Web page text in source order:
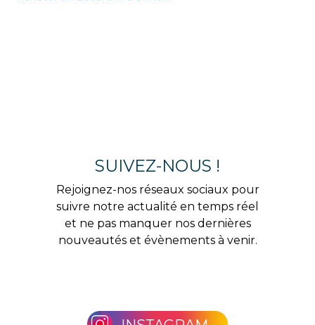
SUIVEZ-NOUS !
Rejoignez-nos réseaux sociaux pour
suivre notre actualité en temps réel
et ne pas manquer nos dernières
nouveautés et évènements à venir.